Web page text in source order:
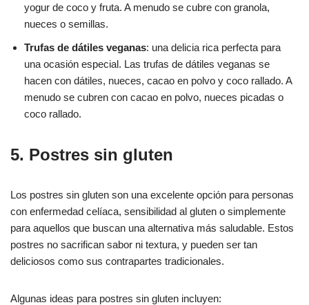
yogur de coco y fruta. A menudo se cubre con granola,
nueces o semillas.
Trufas de dátiles veganas: una delicia rica perfecta para
una ocasión especial. Las trufas de dátiles veganas se
hacen con dátiles, nueces, cacao en polvo y coco rallado. A
menudo se cubren con cacao en polvo, nueces picadas o
coco rallado.
5. Postres sin gluten
Los postres sin gluten son una excelente opción para personas
con enfermedad celíaca, sensibilidad al gluten o simplemente
para aquellos que buscan una alternativa más saludable. Estos
postres no sacrifican sabor ni textura, y pueden ser tan
deliciosos como sus contrapartes tradicionales.
Algunas ideas para postres sin gluten incluyen: